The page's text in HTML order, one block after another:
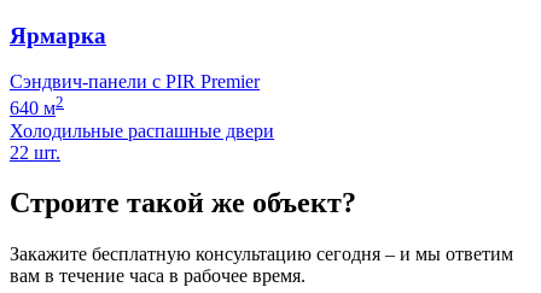
Ярмарка
Сэндвич-панели с PIR Premier
640 м2
Холодильные распашные двери
22 шт.
Строите такой же объект?
Закажите бесплатную консультацию сегодня – и мы ответим
вам в течение часа в рабочее время.